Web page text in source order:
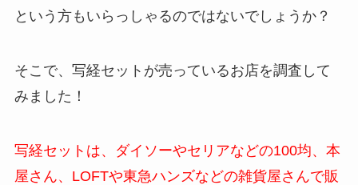
という方もいらっしゃるのではないでしょうか？
そこで、写経セットが売っているお店を調査して
みました！
写経セットは、ダイソーやセリアなどの100均、本
屋さん、LOFTや東急ハンズなどの雑貨屋さんで販